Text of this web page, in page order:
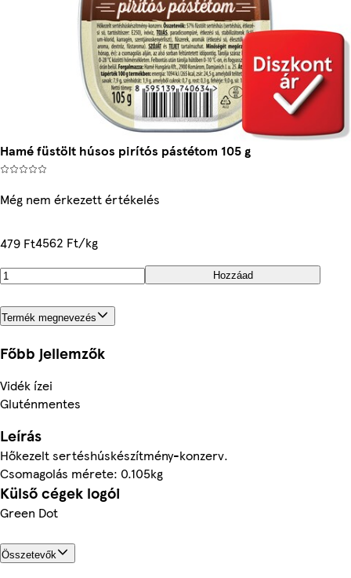
Hamé füstölt húsos pirítós pástétom 105 g
Még nem érkezett értékelés
479 Ft4562 Ft/kg
Hozzáad
Termék megnevezés
Főbb jellemzők
Vidék ízei
Gluténmentes
Leírás
Hőkezelt sertéshúskészítmény-konzerv.
Csomagolás mérete: 0.105kg
Külső cégek logói
Green Dot
Összetevők